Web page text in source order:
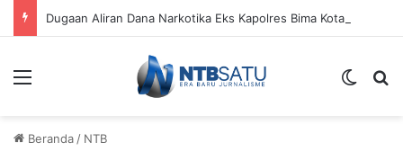
Menu
Beranda / NTB